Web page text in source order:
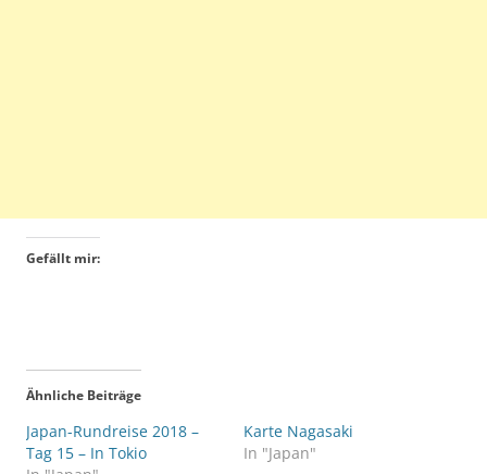
Gefällt mir:
Ähnliche Beiträge
Japan-Rundreise 2018 –
Tag 15 – In Tokio
Karte Nagasaki
In "Japan"